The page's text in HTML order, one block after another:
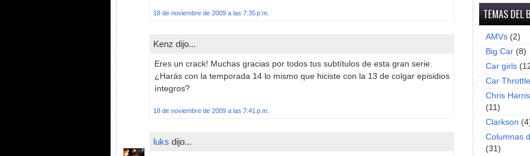
18 de noviembre de 2009 a las 7:35 p.m.
Kenz dijo...
Eres un crack! Muchas gracias por todos tus subtítulos de esta gran serie.
¿Harás con la temporada 14 lo mismo que hiciste con la 13 de colgar episidios
íntegros?
18 de noviembre de 2009 a las 7:41 p.m.
luks dijo...
TEMAS DEL
AMVs (2)
Big Car (8)
Car girls
Car Throttle
Chris
(11)
Clarkson
Columnas
(31)